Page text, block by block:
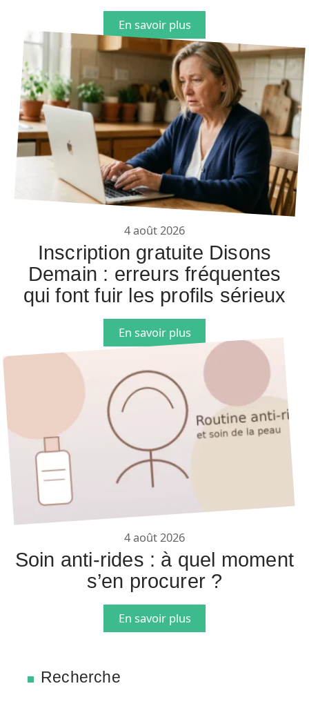
En savoir plus
4 août 2026
Inscription gratuite Disons
Demain : erreurs fréquentes
qui font fuir les profils sérieux
En savoir plus
4 août 2026
Soin anti-rides : à quel moment
s’en procurer ?
En savoir plus
Recherche